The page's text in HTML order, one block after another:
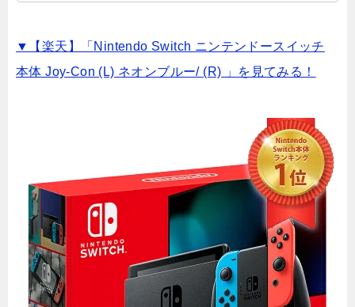
▼【楽天】「Nintendo Switch ニンテンドースイッチ
本体 Joy-Con (L) ネオンブルー/ (R) 」を見てみる！